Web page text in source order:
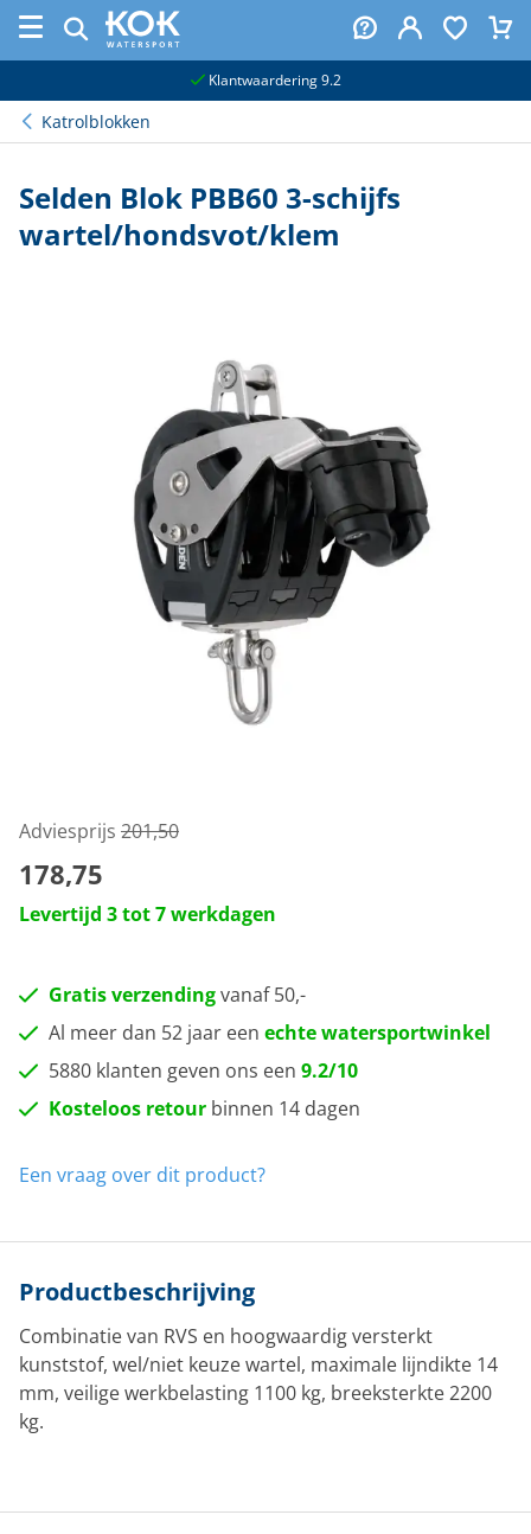
Klantwaardering 9.2
Katrolblokken
Selden Blok PBB60 3-schijfs
wartel/hondsvot/klem
Adviesprijs 201,50
178,75
Levertijd 3 tot 7 werkdagen
Gratis verzendingvanaf 50,-
Al meer dan 52 jaar een echte watersportwinkel
5880 klanten geven ons een 9.2/10
Kosteloos retour binnen 14 dagen
Een vraag over dit product?
Productbeschrijving
Combinatie van RVS en hoogwaardig versterkt
kunststof, wel/niet keuze wartel, maximale lijndikte 14
mm, veilige werkbelasting 1100 kg, breeksterkte 2200
kg.